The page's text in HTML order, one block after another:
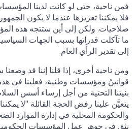
فمن ناحية، حتى لو كانت لدينا
فلا يمكننا تعزيزها عندما لا يكون
صلاحيات. ولكن إلى أين ستتجه هذه
ما تآكلت قدراتها بسبب الجهات
إلى تقدير الرأي العام.
ومن ناحية أخرى، إذا قلنا إننا قد
قوانينُ ومؤسسات وطنية، فعلينا في هذه
بنيتنا التحتية من أجل إرساء أسس
يتعيَّن علينا رفض الحجة القائلة "لا
والحكومة المحلية في إدارة الموارد
نثق في جوهر عمل المؤسسات